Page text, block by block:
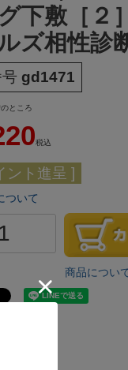
下敷［
ズ相性診
gd1471
のところ
税込
ント進呈 ]
ついて
商品につい